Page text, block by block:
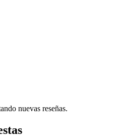
nuevas reseñas.